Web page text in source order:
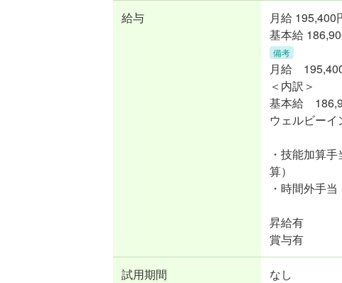
給与 月給 195,400
基本給
備考
月給
＜内訳＞
基本給
ウェルビー
・技能加算
算）
・時間外手当
昇給有
賞与有
試用期間 なし